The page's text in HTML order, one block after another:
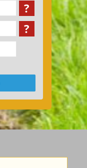
?
?